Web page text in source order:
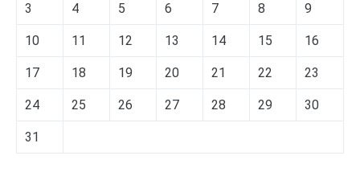
3 4 5 6 7 8 9
10 11 12 13 14 15 16
17 18 19 20 21 22 23
24 25 26 27 28 29 30
31